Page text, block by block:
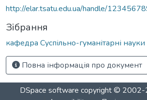
http://elar.tsatu.edu.ua/handle/
Зібрання
кафедра Суспільно-гуманітарні науки
Повна інформація про документ
DSpace software copyright ©